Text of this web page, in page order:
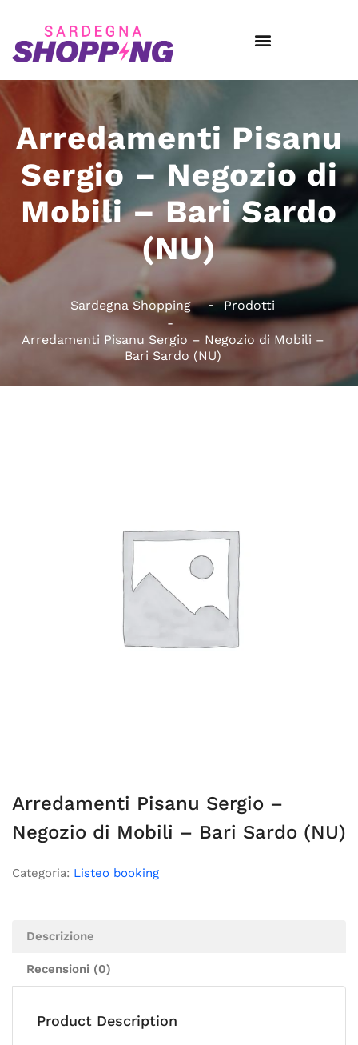
Arredamenti Pisanu
Sergio – Negozio di
Mobili – Bari Sardo
(NU)
Sardegna Shopping Prodotti
Arredamenti Pisanu Sergio – Negozio di Mobili –
Bari Sardo (NU)
Arredamenti Pisanu Sergio –
Negozio di Mobili – Bari Sardo (NU)
Categoria: Listeo booking
Descrizione
Recensioni (0)
Product Description